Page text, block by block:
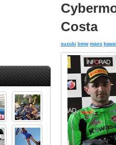
Costa
suzuki bmw mans